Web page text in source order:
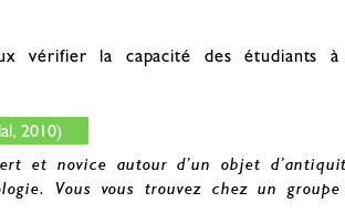
vérifier la capacité des étudiants
2010)
et novice autour d’un objet
Vous vous trouvez chez un